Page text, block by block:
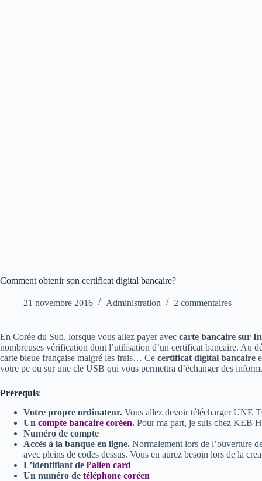
Comment obtenir son certificat digital bancaire?
21 novembre 2016 Administration 2 commentaires
En Corée du Sud, lorsque vous allez payer avec carte bancaire sur
nombreuses vérification dont l’utilisation d’un certificat bancaire. Au
carte bleue française malgré les frais… Ce certificat digital bancaire
votre pc ou sur une clé USB qui vous permettra d’échanger des
Prérequis:
Votre propre ordinateur. Vous allez devoir télécharger UNE
Un compte bancaire coréen. Pour ma part, je suis chez KEB
Numéro de compte
Accès à la banque en ligne. Normalement lors de l’ouverture
avec pleins de codes dessus. Vous en aurez besoin lors de la
L’identifiant de l’alien card
Un numéro de téléphone coréen